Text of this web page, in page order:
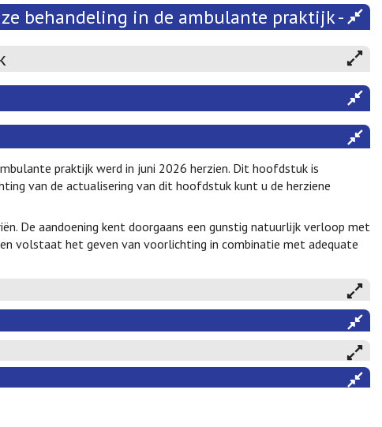
behandeling in de ambulante praktijk -
praktijk werd in juni 2026 herzien. Dit hoofdstuk is
van de actualisering van dit hoofdstuk kunt u de herziene
De aandoening kent doorgaans een gunstig natuurlijk verloop met
volstaat het geven van voorlichting in combinatie met adequate